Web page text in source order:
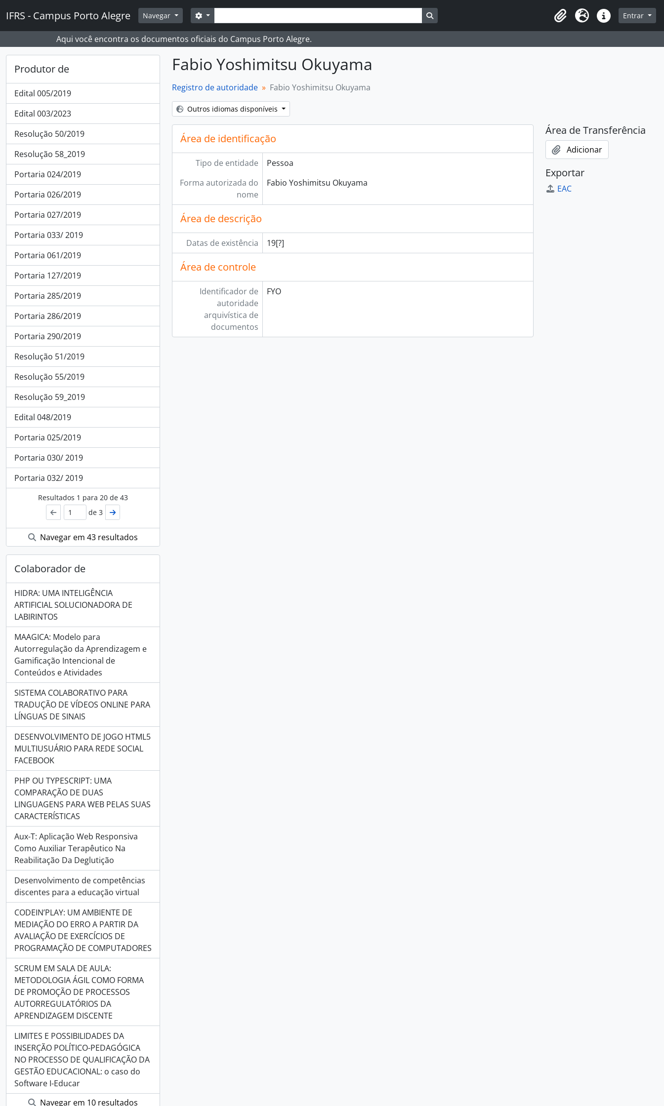
IFRS - Campus Porto Alegre Navegar Buscar
Opções de busca Busque na página de navegação
Idioma Atalhos Entrar
Aqui você encontra os documentos oficiais do Campus Porto Alegre.
Produtor de
Edital 005/2019
Edital 003/2023
Resolução 50/2019
Resolução 58_2019
Portaria 024/2019
Portaria 026/2019
Portaria 027/2019
Portaria 033/ 2019
Portaria 061/2019
Portaria 127/2019
Portaria 285/2019
Portaria 286/2019
Portaria 290/2019
Resolução 51/2019
Resolução 55/2019
Resolução 59_2019
Edital 048/2019
Portaria 025/2019
Portaria 030/ 2019
Portaria 032/ 2019
Resultados 1 para 20 de 43
de 3
Navegar em 43 resultados
Colaborador de
HIDRA: UMA INTELIGÊNCIA
ARTIFICIAL SOLUCIONADORA DE
LABIRINTOS
MAAGICA: Modelo para
Autorregulação da Aprendizagem e
Gamificação Intencional de
Conteúdos e Atividades
SISTEMA COLABORATIVO PARA
TRADUÇÃO DE VÍDEOS ONLINE PARA
LÍNGUAS DE SINAIS
DESENVOLVIMENTO DE JOGO HTML5
MULTIUSUÁRIO PARA REDE SOCIAL
FACEBOOK
PHP OU TYPESCRIPT: UMA
COMPARAÇÃO DE DUAS
LINGUAGENS PARA WEB PELAS SUAS
CARACTERÍSTICAS
Aux-T: Aplicação Web Responsiva
Como Auxiliar Terapêutico Na
Reabilitação Da Deglutição
Desenvolvimento de competências
discentes para a educação virtual
CODEIN’PLAY: UM AMBIENTE DE
MEDIAÇÃO DO ERRO A PARTIR DA
AVALIAÇÃO DE EXERCÍCIOS DE
PROGRAMAÇÃO DE COMPUTADORES
SCRUM EM SALA DE AULA:
METODOLOGIA ÁGIL COMO FORMA
DE PROMOÇÃO DE PROCESSOS
AUTORREGULATÓRIOS DA
APRENDIZAGEM DISCENTE
LIMITES E POSSIBILIDADES DA
INSERÇÃO POLÍTICO-PEDAGÓGICA
NO PROCESSO DE QUALIFICAÇÃO DA
GESTÃO EDUCACIONAL: o caso do
Software I-Educar
Navegar em 10 resultados
Fabio Yoshimitsu Okuyama
Registro de autoridade Fabio Yoshimitsu Okuyama
Outros idiomas disponíveis
Área de identificação
Tipo de entidade
Pessoa
Forma autorizada do
nome
Fabio Yoshimitsu Okuyama
Área de descrição
Datas de existência 19[?]
Área de controle
Identificador de
autoridade
arquivística de
documentos
FYO
Área de Transferência
Adicionar
Exportar
EAC